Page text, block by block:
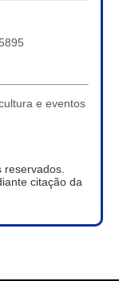
e eventos
citação da